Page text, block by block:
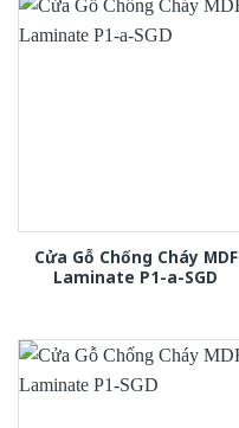
Cửa Gỗ Chống Cháy MDF
Laminate P1-a-SGD